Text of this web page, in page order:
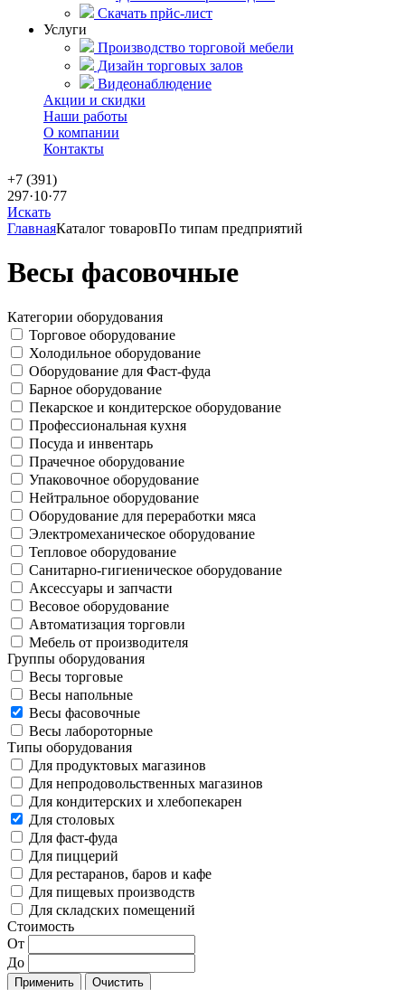
Скачать прйс-лист
Услуги
Производство торговой мебели
Дизайн торговых залов
Видеонаблюдение
Акции и скидки
Наши работы
О компании
Контакты
+7 (391)
297·10·77
Искать
ГлавнаяКаталог товаровПо типам предприятий
Весы фасовочные
Категории оборудования
Торговое оборудование
Холодильное оборудование
Оборудование для Фаст-фуда
Барное оборудование
Пекарское и кондитерское оборудование
Профессиональная кухня
Посуда и инвентарь
Прачечное оборудование
Упаковочное оборудование
Нейтральное оборудование
Оборудование для переработки мяса
Электромеханическое оборудование
Тепловое оборудование
Санитарно-гигиеническое оборудование
Аксессуары и запчасти
Весовое оборудование
Автоматизация торговли
Мебель от производителя
Группы оборудования
Весы торговые
Весы напольные
Весы фасовочные
Весы лабороторные
Типы оборудования
Для продуктовых магазинов
Для непродовольственных магазинов
Для кондитерских и хлебопекарен
Для столовых
Для фаст-фуда
Для пиццерий
Для рестаранов, баров и кафе
Для пищевых производств
Для складских помещений
Стоимость
От
До
Применить